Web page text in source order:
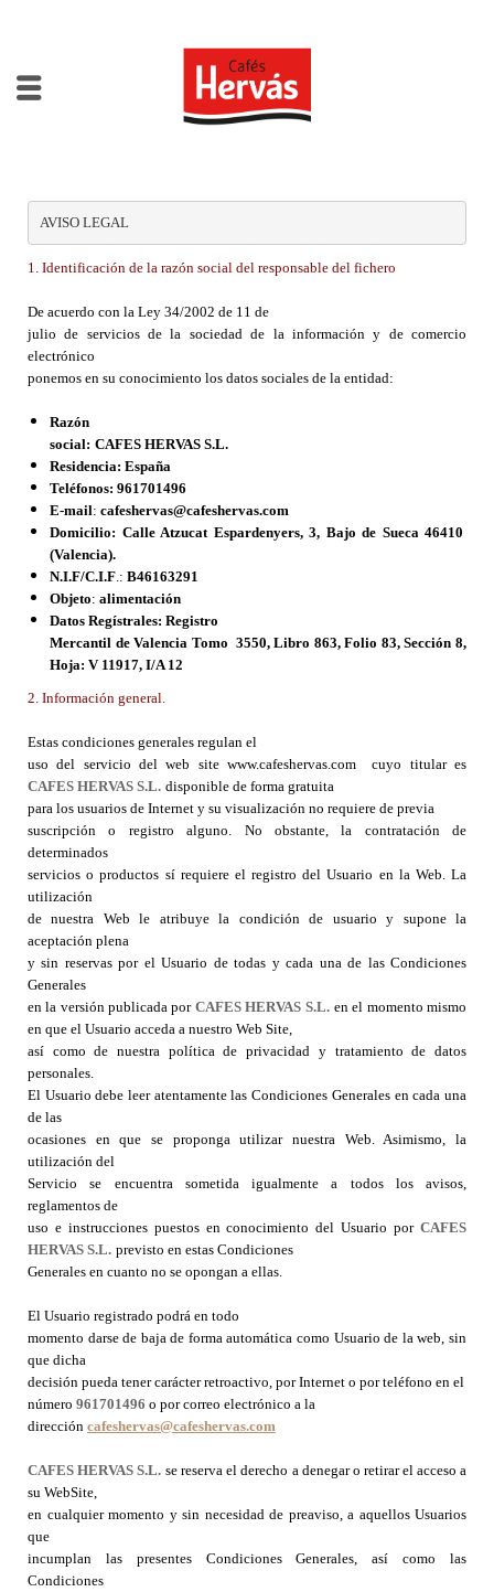
AVISO LEGAL
1. Identificación de la razón social del responsable del fichero
De acuerdo con la Ley 34/2002 de 11 de
julio de servicios de la sociedad de la información y de comercio
electrónico
ponemos en su conocimiento los datos sociales de la entidad:
Razón
social: CAFES HERVAS S.L.
Residencia: España
Teléfonos: 961701496
E-mail: cafeshervas@cafeshervas.com
Domicilio: Calle Atzucat Espardenyers, 3, Bajo de Sueca 46410
(Valencia).
N.I.F/C.I.F .: B46163291
Objeto: alimentación
Datos Regístrales: Registro
Mercantil de Valencia Tomo 3550, Libro 863, Folio 83, Sección 8,
Hoja: V 11917, I/A 12
2. Información general.
Estas condiciones generales regulan el
uso del servicio del web site www.cafeshervas.com cuyo titular es
CAFES HERVAS S.L. disponible de forma gratuita
para los usuarios de Internet y su visualización no requiere de previa
suscripción o registro alguno. No obstante, la contratación de
determinados
servicios o productos sí requiere el registro del Usuario en la Web. La
utilización
de nuestra Web le atribuye la condición de usuario y supone la
aceptación plena
y sin reservas por el Usuario de todas y cada una de las Condiciones
Generales
en la versión publicada por CAFES HERVAS S.L. en el momento mismo
en que el Usuario acceda a nuestro Web Site,
así como de nuestra política de privacidad y tratamiento de datos
personales.
El Usuario debe leer atentamente las Condiciones Generales en cada una
de las
ocasiones en que se proponga utilizar nuestra Web. Asimismo, la
utilización del
Servicio se encuentra sometida igualmente a todos los avisos,
reglamentos de
uso e instrucciones puestos en conocimiento del Usuario por CAFES
HERVAS S.L. previsto en estas Condiciones
Generales en cuanto no se opongan a ellas.
El Usuario registrado podrá en todo
momento darse de baja de forma automática como Usuario de la web, sin
que dicha
decisión pueda tener carácter retroactivo, por Internet o por teléfono en el
número 961701496 o por correo electrónico a la
dirección cafeshervas@cafeshervas.com
CAFES HERVAS S.L. se reserva el derecho a denegar o retirar el acceso a
su WebSite,
en cualquier momento y sin necesidad de preaviso, a aquellos Usuarios
que
incumplan las presentes Condiciones Generales, así como las
Condiciones